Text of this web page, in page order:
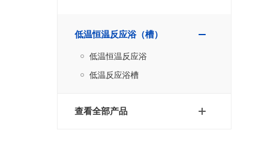
低温恒温反应浴（槽）
低温恒温反应浴
低温反应浴槽
查看全部产品